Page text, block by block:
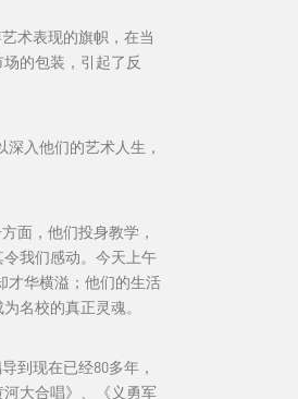
术表现的旗帜，在当
的包装，引起了反
入他们的艺术人生，
面，他们投身教学，
我们感动。今天上午
才华横溢；他们的生活
名校的真正灵魂。
到现在已经80多年，
大合唱》、《义勇军